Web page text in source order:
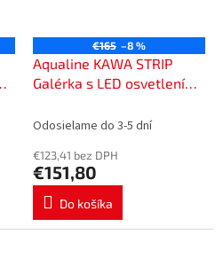
€165 –8 %
Aqualine KAWA STRIP
Galérka s LED osvetlením
WGL35S
Odosielame do 3-5 dní
€123,41 bez DPH
€151,80
Do košíka